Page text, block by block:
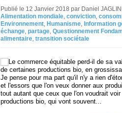
Publié le 12 Janvier 2018 par Daniel
Alimentation mondiale, conviction,
Environnement, Humanisme, Information
échange, partage, Questionnement
alimentaire, transition sociétale
Je pense pour ma part qu'il n'y a rien
et l'essors que l'on veux donner aux
tout autant que ceux que l'on voudrait
productions bio, qui vont souvent...